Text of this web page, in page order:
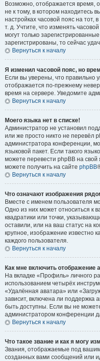
Возможно, отображается время,
не к тому, в котором находитесь
настройках часовой пояс на тот,
т. д. Учтите, что изменять
могут только
зарегистрированы, то сейчас
Вернуться к началу
Я изменил часовой пояс, но
Если вы уверены, что правильно
отображается по-прежнему
время на сервере. Уведомите
Вернуться к началу
Моего языка нет в списке!
Администратор не установил
или же просто никто не перевёл
администратора конференции,
языковой пакет. Если такого
можете перевести phpBB на
можете получить на сайте phpBB
Вернуться к началу
Что означают изображения
Вместе с именем пользователя
Одно из них может относиться к
квадратики или точки,
оставили, или на ваш статус на
крупное, изображение известно
каждого пользователя.
Вернуться к началу
Как мне включить отображение
На вкладке «Профиль» личного
использованием четырёх
«Удалённая аватара» или
зависит, включена ли поддержка
быть доступны. Если вы не
администратором конференции
Вернуться к началу
Что такое звание и как я могу
Звания, отображаемые под
созданных вами сообщений или